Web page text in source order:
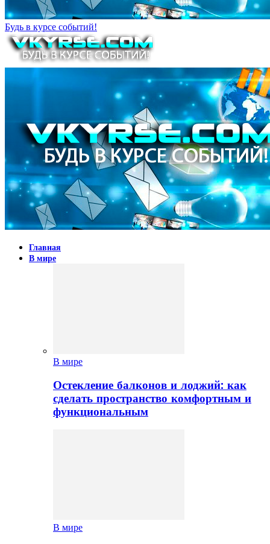
Будь в курсе событий!
Главная
В мире
В мире
Остекление балконов и лоджий: как
сделать пространство комфортным и
функциональным
В мире